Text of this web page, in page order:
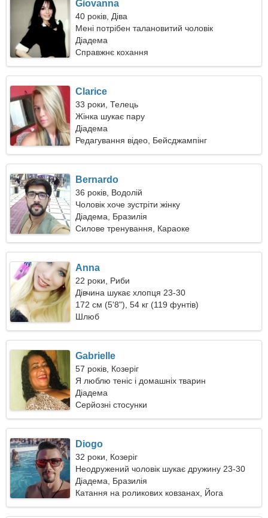
Giovanna
40 років, Діва
Мені потрібен талановитий чоловік
Діадема
Справжнє кохання
Clarice
33 роки, Телець
Жінка шукає пару
Діадема
Редагування відео, Бейсджампінг
Bernardo
36 років, Водолій
Чоловік хоче зустріти жінку
Діадема, Бразилія
Силове тренування, Караоке
Anna
22 роки, Риби
Дівчина шукає хлопця 23-30
172 см (5'8"), 54 кг (119 фунтів)
Шлюб
Gabrielle
57 років, Козеріг
Я люблю теніс і домашніх тварин
Діадема
Серйозні стосунки
Diogo
32 роки, Козеріг
Неодружений чоловік шукає дружину 23-30
Діадема, Бразилія
Катання на роликових ковзанах, Йога